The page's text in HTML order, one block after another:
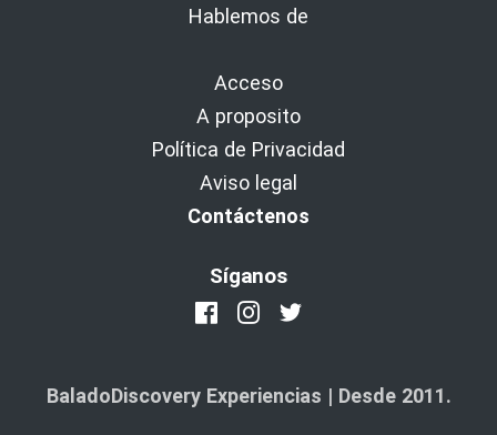
Hablemos de
Acceso
A proposito
Política de Privacidad
Aviso legal
Contáctenos
Síganos
BaladoDiscovery Experiencias | Desde 2011.